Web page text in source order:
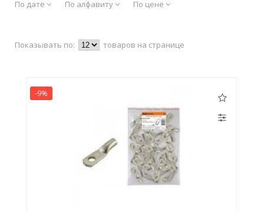
По дате По алфавиту По цене
Показывать по: товаров на странице
-9%